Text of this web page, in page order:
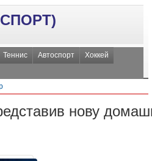
Теннис Автоспорт
Хоккей
нову